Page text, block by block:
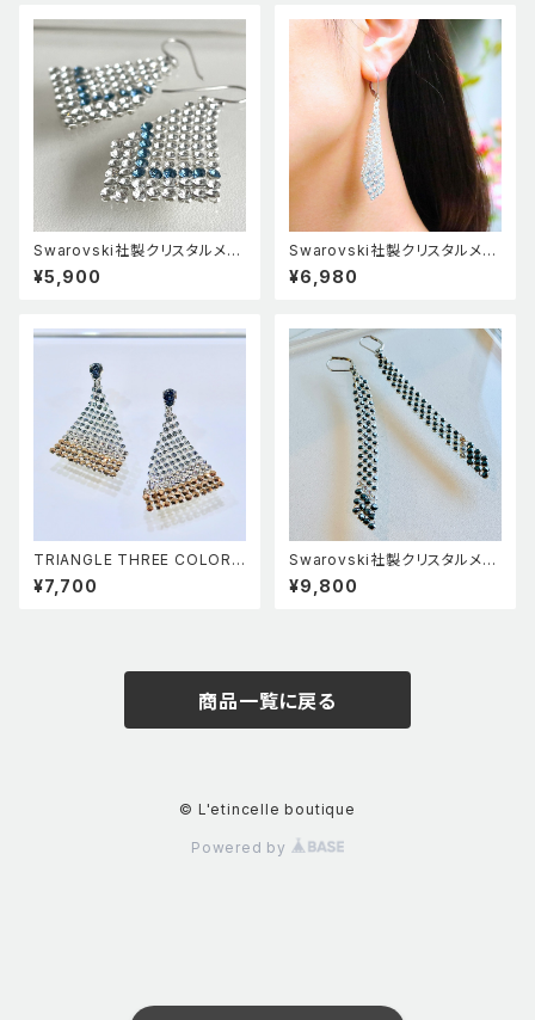
Swarovski社製クリスタルメッ
シュ使用ピアス クリスタル×デ
ニムブルー
¥5,900
Swarovski社製クリスタルメッ
シュ使用 "バイカラー トライ
アングル ピアス”
¥6,980
TRIANGLE THREE COLOR E
ARRINGS
¥7,700
Swarovski社製クリスタルメッ
シュ使用 モノトーンロングピア
ス
¥9,800
商品一覧に戻る
© L'etincelle boutique
Powered by